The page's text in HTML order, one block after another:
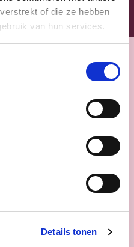
of die ze hebben
van hun services.
Details tonen